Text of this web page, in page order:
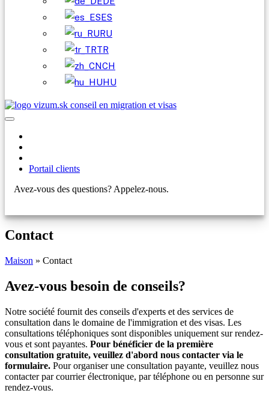
ES
RU
TR
CH
HU
Portail clients
Avez-vous des questions? Appelez-nous.
Contact
Maison » Contact
Avez-vous besoin de conseils?
Notre société fournit des conseils d'experts et des services de
consultation dans le domaine de l'immigration et des visas. Les
consultations téléphoniques sont disponibles uniquement sur rendez-
vous et sont payantes. Pour bénéficier de la première
consultation gratuite, veuillez d'abord nous contacter via le
formulaire. Pour organiser une consultation payante, veuillez nous
contacter par courrier électronique, par téléphone ou en personne sur
rendez-vous.